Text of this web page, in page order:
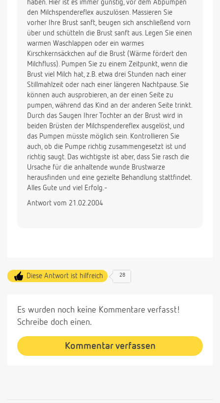
haben. Hier ist es immer günstig, vor dem Abpumpen
den Milchspendereflex auszulösen. Massieren Sie
vorher Ihre Brust sanft, beugen sich anschließend vorn
über und schütteln die Brust sanft aus. Legen Sie einen
warmen Waschlappen oder ein warmes
Kirschkernsäckchen auf die Brust (Wärme fördert den
Milchfluss). Pumpen Sie zu einem Zeitpunkt, wenn die
Brust viel Milch hat, z.B. etwa drei Stunden nach einer
Stillmahlzeit oder nach einer längeren Nachtpause. Sie
können auch ausprobieren, an der einen Seite zu
pumpen, während das Kind an der anderen Seite trinkt.
Durch das Saugen Ihrer Tochter an der Brust wird in
beiden Brüsten der Milchspendereflex ausgelöst, und
das Pumpen müsste möglich sein. Kontrollieren Sie
auch, ob die Pumpe richtig zusammengesetzt ist und
richtig saugt. Das wichtigste ist aber, dass Sie rasch die
Ursache für die anhaltende wunde Brustwarze
herausfinden und eine gezielte Behandlung stattfindet.
Alles Gute und viel Erfolg.-
Antwort vom 21.02.2004
Diese Antwort ist hilfreich 28
Es wurden noch keine Kommentare verfasst!
Schreibe doch einen.
Kommentar verfassen